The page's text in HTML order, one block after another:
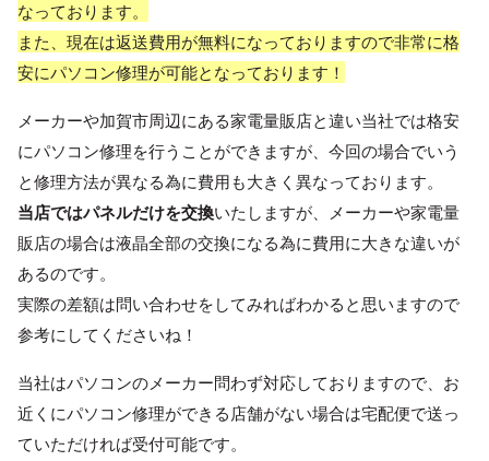
なっております。
また、現在は返送費用が無料になっておりますので非常に格
安にパソコン修理が可能となっております！
メーカーや加賀市周辺にある家電量販店と違い当社では格安
にパソコン修理を行うことができますが、今回の場合でいう
と修理方法が異なる為に費用も大きく異なっております。
当店ではパネルだけを交換いたしますが、メーカーや家電量
販店の場合は液晶全部の交換になる為に費用に大きな違いが
あるのです。
実際の差額は問い合わせをしてみればわかると思いますので
参考にしてくださいね！
当社はパソコンのメーカー問わず対応しておりますので、お
近くにパソコン修理ができる店舗がない場合は宅配便で送っ
ていただければ受付可能です。